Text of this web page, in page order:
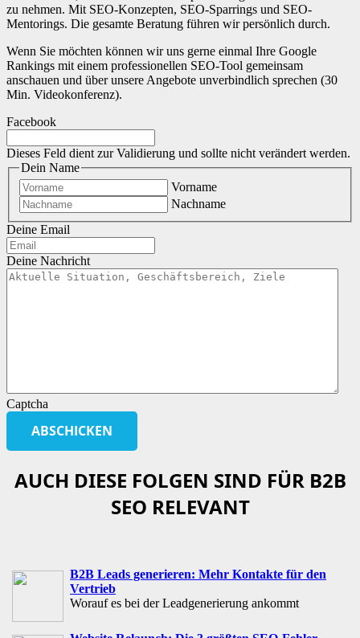
zu nehmen. Mit SEO-Konzepten, SEO-Sparrings und SEO-
Mentorings. Die gesamte Beratung führen wir persönlich durch.
Wenn Sie möchten können wir uns gerne einmal Ihre Google
Rankings mit einem professionellen SEO-Tool gemeinsam
anschauen und über unsere Angebote unverbindlich sprechen (30
Min. Videokonferenz).
Facebook
Dieses Feld dient zur Validierung und sollte nicht verändert werden.
Dein Name
Vorname
Nachname
Deine Email
Deine Nachricht
Captcha
AUCH DIESE FOLGEN SIND FÜR B2B
SEO RELEVANT
B2B Leads generieren: Mehr Kontakte für den
Vertrieb
Worauf es bei der Leadgenerierung ankommt